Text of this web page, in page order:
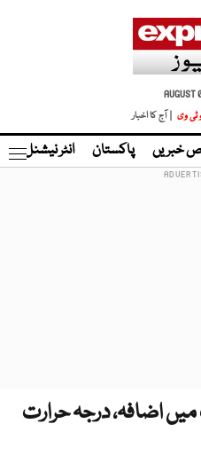
ٹی وی | آج کا اخبار
خبریں پاکستان انٹر نیشنل
اضافہ، درجہ حرارت